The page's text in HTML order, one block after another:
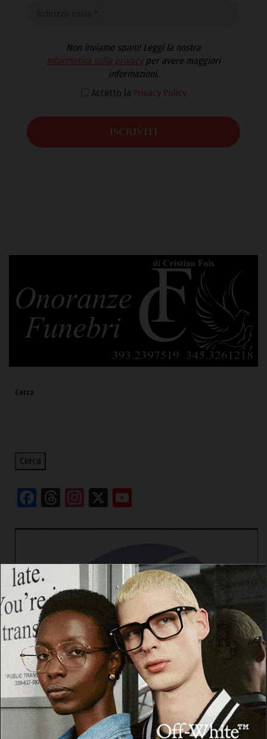
Non inviamo spam! Leggi la nostra
Informativa sulla privacyper avere maggiori
informazioni.
Accetto la Privacy Policy
Cerca
Cerca
Facebook
Threads
Instagram
X